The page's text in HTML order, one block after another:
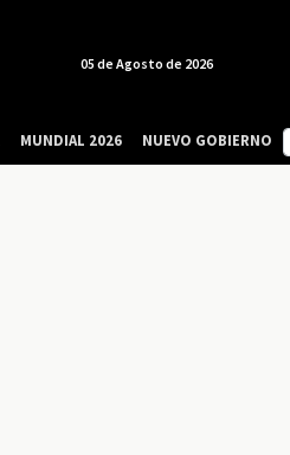
05 de Agosto de 2026
MUNDIAL 2026 NUEVO GOBIERNO